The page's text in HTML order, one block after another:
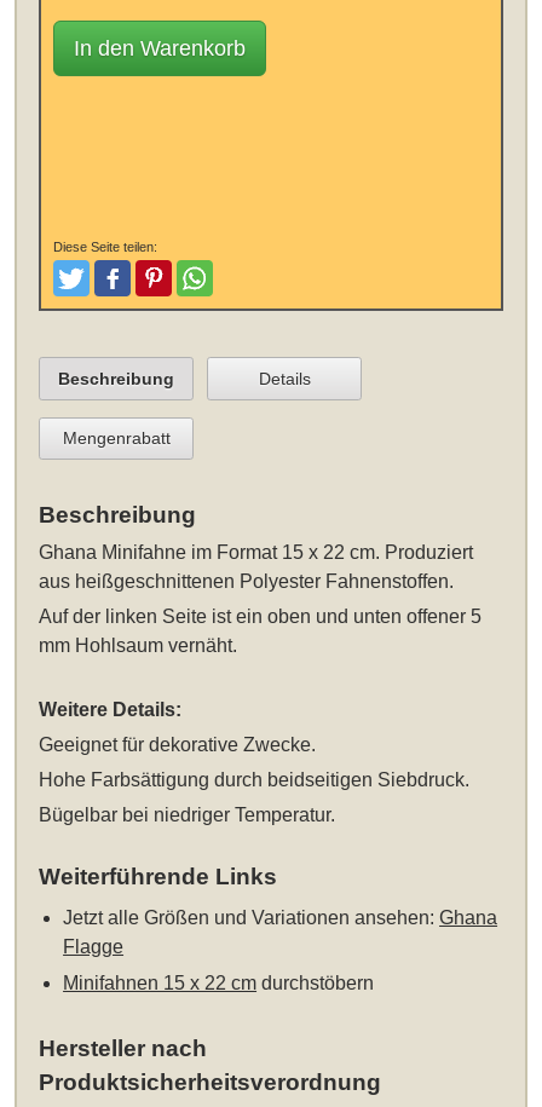
In den Warenkorb
Diese Seite teilen:
TweetenPostenPinterestTeilen
Beschreibung Details
Mengenrabatt
Beschreibung
Ghana Minifahne im Format 15 x 22 cm. Produziert
aus heißgeschnittenen Polyester Fahnenstoffen.
Auf der linken Seite ist ein oben und unten offener 5
mm Hohlsaum vernäht.
Weitere Details:
Geeignet für dekorative Zwecke.
Hohe Farbsättigung durch beidseitigen Siebdruck.
Bügelbar bei niedriger Temperatur.
Weiterführende Links
Jetzt alle Größen und Variationen ansehen:Ghana
Flagge
Minifahnen 15 x 22 cm durchstöbern
Hersteller nach
Produktsicherheitsverordnung